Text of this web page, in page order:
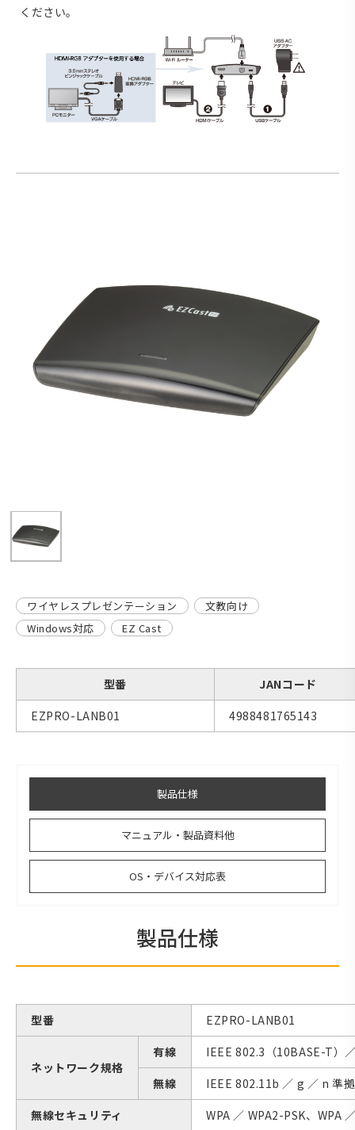
ください。
ワイヤレスプレゼンテーション
文教向け
Windows対応
EZ Cast
型番
JANコード
EZPRO-LANB01
4988481765143
製品仕様
マニュアル・製品資料他
OS・デバイス対応表
製品仕様
型番 EZPRO-LANB01
ネットワーク規格
有線
IEEE 802.3（10BASE-T）
無線
IEEE 802.11b ／ g ／ n 準
無線セキュリティ
WPA ／ WPA2-PSK、WPA